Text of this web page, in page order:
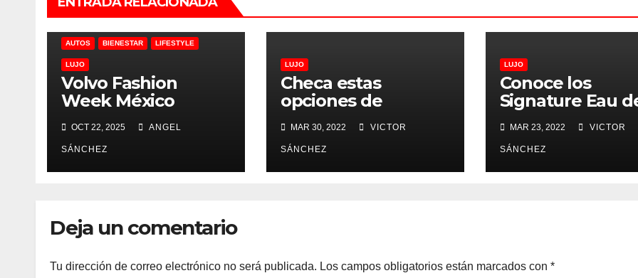
AUTOS BIENESTAR LIFESTYLE
LUJO
Volvo Fashion
Week México
presentado por
MAS Color
OCT 22, 2025 ANGEL
SÁNCHEZ
LUJO
Checa estas
opciones de
perfumes de
Versace para
primavera
MAR 30, 2022 VICTOR
SÁNCHEZ
LUJO
Conoce los
Signature Eau
MONTBLANC
MAR 23, 2022 VICTOR
SÁNCHEZ
Deja un comentario
Tu dirección de correo electrónico no será publicada. Los campos obligatorios están marcados con *